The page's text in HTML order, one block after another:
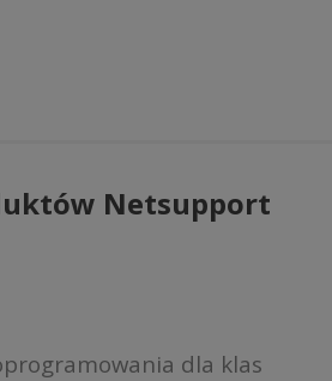
Netsupport
dla klas